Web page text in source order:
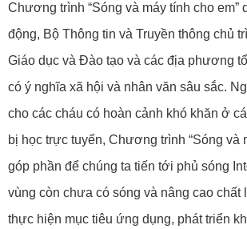
Chương trình “Sóng và máy tính cho em”
động, Bộ Thông tin và Truyền thông chủ
Giáo dục và Đào tạo và các địa phương
có ý nghĩa xã hội và nhân văn sâu sắc.
cho các cháu có hoàn cảnh khó khăn ở
bị học trực tuyến, Chương trình “Sóng và
góp phần để chúng ta tiến tới phủ sóng
vùng còn chưa có sóng và nâng cao
thực hiện mục tiêu ứng dụng, phát triển